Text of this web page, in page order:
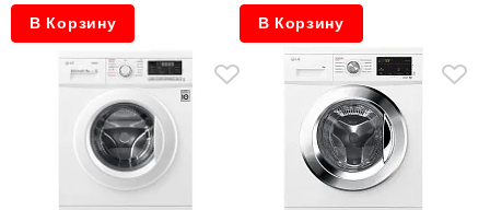
В Корзину В Корзину